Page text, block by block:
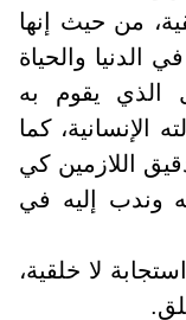
من حيث إنها
الدنيا والحياة
الذي يقوم به
الإنسانية، كما
اللازمين كي
وندب إليه في
لا خلقية،